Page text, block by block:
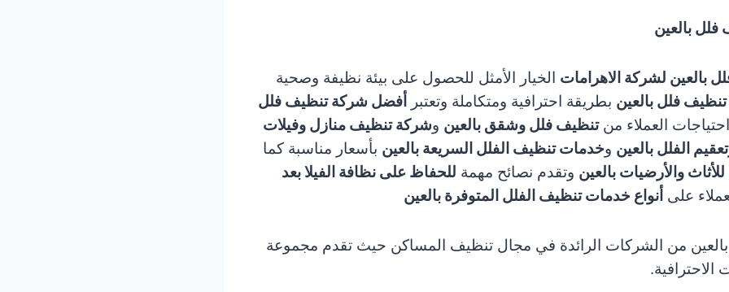
بالعين
بالعين لشركة الاهرامات الخيار الأمثل للحصول على بيئة نظيفة وصحية
فلل بالعين بطريقة احترافية ومتكاملة وتعتبر
أفضل شركة تنظيف فلل
احتياجات العملاء منتنظيف فلل وشقق بالعين وشركة تنظيف منازل وفيلات
الفلل بالعين وخدمات تنظيف الفلل السريعة بالعين بأسعار مناسبة كما
والأرضيات بالعين وتقدم نصائح مهمة للحفاظ على نظافة الفيلا بعد
على أنواع خدمات تنظيف الفلل المتوفرة بالعين
من الشركات الرائدة في مجال تنظيف المساكن حيث تقدم مجموعة